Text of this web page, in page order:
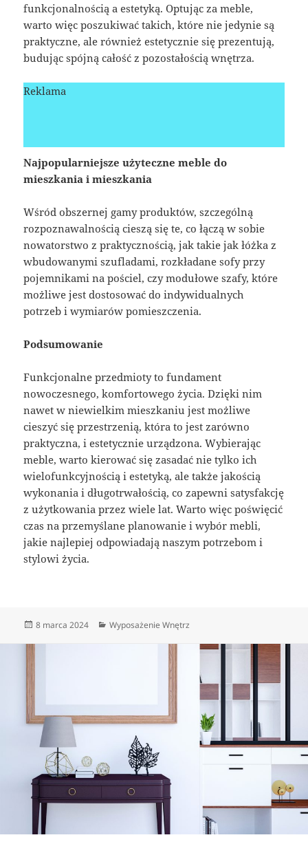
funkcjonalnością a estetyką. Optując za meble,
warto więc poszukiwać takich, które nie jedynie są
praktyczne, ale również estetycznie się prezentują,
budując spójną całość z pozostałością wnętrza.
Reklama
Najpopularniejsze użyteczne meble do
mieszkania i mieszkania
Wśród obszernej gamy produktów, szczególną
rozpoznawalnością cieszą się te, co łączą w sobie
nowatorstwo z praktycznością, jak takie jak łóżka z
wbudowanymi szufladami, rozkładane sofy przy
pojemnikami na pościel, czy modułowe szafy, które
możliwe jest dostosować do indywidualnych
potrzeb i wymiarów pomieszczenia.
Podsumowanie
Funkcjonalne przedmioty to fundament
nowoczesnego, komfortowego życia. Dzięki nim
nawet w niewielkim mieszkaniu jest możliwe
cieszyć się przestrzenią, która to jest zarówno
praktyczna, i estetycznie urządzona. Wybierając
meble, warto kierować się zasadać nie tylko ich
wielofunkcyjnością i estetyką, ale także jakością
wykonania i długotrwałością, co zapewni satysfakcję
z użytkowania przez wiele lat. Warto więc poświęcić
czas na przemyślane planowanie i wybór mebli,
jakie najlepiej odpowiadają naszym potrzebom i
stylowi życia.
Data
8 marca 2024 Kategorie
Wyposażenie Wnętrz